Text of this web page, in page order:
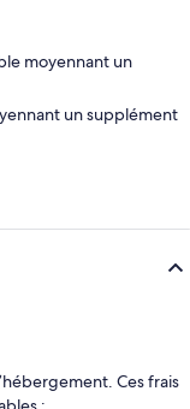
moyennant un
un supplément
Ces frais